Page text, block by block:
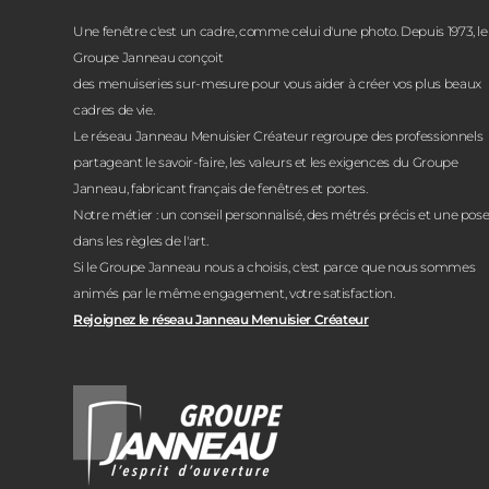
Une fenêtre c'est un cadre, comme celui d'une photo. Depuis 1973, le
Groupe Janneau conçoit
des menuiseries sur-mesure pour vous aider à créer vos plus beaux
cadres de vie.
Le réseau Janneau Menuisier Créateur regroupe des professionnels
partageant le savoir-faire, les valeurs et les exigences du Groupe
Janneau, fabricant français de fenêtres et portes.
Notre métier : un conseil personnalisé, des métrés précis et une pose
dans les règles de l'art.
Si le Groupe Janneau nous a choisis, c'est parce que nous sommes
animés par le même engagement, votre satisfaction.
Rejoignez le réseau Janneau Menuisier Créateur
Janneau Menuisier Créateur
Note moyenne :
4.6/5